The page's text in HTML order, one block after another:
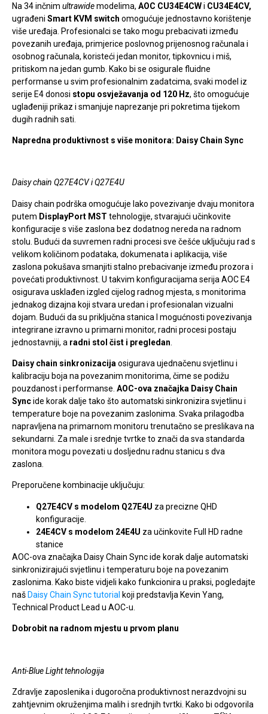
Na 34 inčnim ultrawidemodelima, AOC CU34E4CWi CU34E4CV,
ugrađeni Smart KVM switch omogućuje jednostavno korištenje
više uređaja. Profesionalci se tako mogu prebacivati između
povezanih uređaja, primjerice poslovnog prijenosnog računala i
osobnog računala, koristeći jedan monitor, tipkovnicu i miš,
pritiskom na jedan gumb. Kako bi se osigurale fluidne
performanse u svim profesionalnim zadatcima, svaki model iz
serije E4 donosi stopu osvježavanja od 120 Hz, što omogućuje
uglađeniji prikaz i smanjuje naprezanje pri pokretima tijekom
dugih radnih sati.
Napredna produktivnost s više monitora: Daisy Chain Sync
Daisy chain Q27E4CV i Q27E4U
Daisy chain podrška omogućuje lako povezivanje dvaju monitora
putem DisplayPort MST tehnologije, stvarajući učinkovite
konfiguracije s više zaslona bez dodatnog nereda na radnom
stolu. Budući da suvremen radni procesi sve češće uključuju rad s
velikom količinom podataka, dokumenata i aplikacija, više
zaslona pokušava smanjiti stalno prebacivanje između prozora i
povećati produktivnost. U takvim konfiguracijama serija AOC E4
osigurava usklađen izgled cijelog radnog mjesta, s monitorima
jednakog dizajna koji stvara uredan i profesionalan vizualni
dojam. Budući da su priključna stanica I mogućnosti povezivanja
integrirane izravno u primarni monitor, radni procesi postaju
jednostavniji, a radni stol čist i pregledan
Daisy chain sinkronizacija osigurava ujednačenu svjetlinu i
kalibraciju boja na povezanim monitorima, čime se podižu
pouzdanost i performanse. AOC-ova značajka Daisy Chain
Syncide korak dalje tako što automatski sinkronizira svjetlinu i
temperature boje na povezanim zaslonima. Svaka prilagodba
napravljena na primarnom monitoru trenutačno se preslikava na
sekundarni. Za male i srednje tvrtke to znači da sva standarda
monitora mogu povezati u dosljednu radnu stanicu s dva
zaslona.
Preporučene kombinacije uključuju:
Q27E4CV s modelom Q27E4U za precizne QHD
konfiguracije.
24E4CV s modelom 24E4U za učinkovite Full HD radne
stanice
AOC-ova značajka Daisy Chain Sync ide korak dalje automatski
sinkronizirajući svjetlinu i temperaturu boje na povezanim
zaslonima. Kako biste vidjeli kako funkcionira u praksi, pogledajte
naš Daisy Chain Sync tutorial koji predstavlja Kevin Yang,
Technical Product Lead u AOC-u.
Dobrobit na radnom mjestu u prvom planu
Anti-Blue Light tehnologija
Zdravlje zaposlenika i dugoročna produktivnost nerazdvojni su
zahtjevnim okruženjima malih i srednjih tvrtki. Kako bi odgovorila